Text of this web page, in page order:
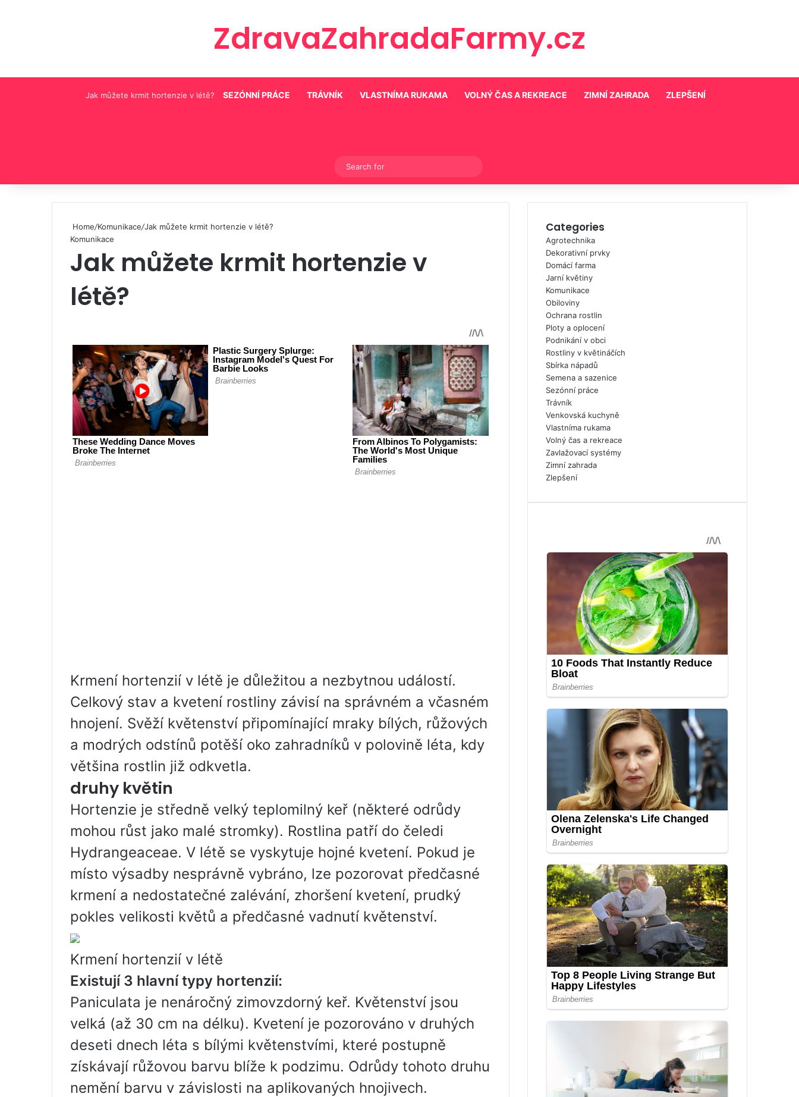
ZdravaZahradaFarmy.cz
Jak můžete krmit hortenzie v létě? SEZÓNNÍ PRÁCE TRÁVNÍK VLASTNÍMA RUKAMA VOLNÝ ČAS A REKREACE ZIMNÍ ZAHRADA ZLEPŠENÍ
Switch skin
for
Home/Komunikace/Jak můžete krmit hortenzie v létě?
Komunikace
Jak můžete krmit hortenzie v
létě?
Krmení hortenzií v létě je důležitou a nezbytnou událostí.
Celkový stav a kvetení rostliny závisí na správném a včasném
hnojení. Svěží květenství připomínající mraky bílých, růžových
a modrých odstínů potěší oko zahradníků v polovině léta, kdy
většina rostlin již odkvetla.
druhy květin
Hortenzie je středně velký teplomilný keř (některé odrůdy
mohou růst jako malé stromky). Rostlina patří do čeledi
Hydrangeaceae. V létě se vyskytuje hojné kvetení. Pokud je
místo výsadby nesprávně vybráno, lze pozorovat předčasné
krmení a nedostatečné zalévání, zhoršení kvetení, prudký
pokles velikosti květů a předčasné vadnutí květenství.
Krmení hortenzií v létě
Existují 3 hlavní typy hortenzií:
Paniculata je nenáročný zimovzdorný keř. Květenství jsou
velká (až 30 cm na délku). Kvetení je pozorováno v druhých
deseti dnech léta s bílými květenstvími, které postupně
získávají růžovou barvu blíže k podzimu. Odrůdy tohoto druhu
nemění barvu v závislosti na aplikovaných hnojivech.
Categories
Agrotechnika
Dekorativní prvky
Domácí farma
Jarní květiny
Komunikace
Obiloviny
Ochrana rostlin
Ploty a oplocení
Podnikání v obci
Rostliny v květináčích
Sbírka nápadů
Semena a sazenice
Sezónní práce
Trávník
Venkovská kuchyně
Vlastníma rukama
Volný čas a rekreace
Zavlažovací systémy
Zimní zahrada
Zlepšení